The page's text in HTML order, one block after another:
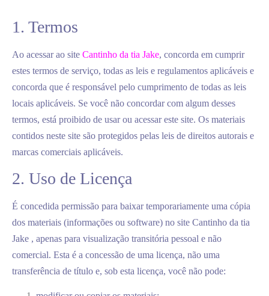
1. Termos
Ao acessar ao site Cantinho da tia Jake, concorda em cumprir
estes termos de serviço, todas as leis e regulamentos aplicáveis ​​e
concorda que é responsável pelo cumprimento de todas as leis
locais aplicáveis. Se você não concordar com algum desses
termos, está proibido de usar ou acessar este site. Os materiais
contidos neste site são protegidos pelas leis de direitos autorais e
marcas comerciais aplicáveis.
2. Uso de Licença
É concedida permissão para baixar temporariamente uma cópia
dos materiais (informações ou software) no site Cantinho da tia
Jake , apenas para visualização transitória pessoal e não
comercial. Esta é a concessão de uma licença, não uma
transferência de título e, sob esta licença, você não pode: